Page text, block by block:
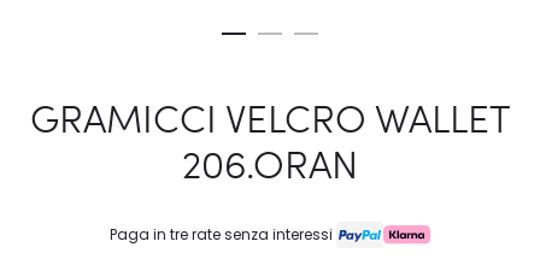
GRAMICCI VELCRO WALLET
206.ORAN
Paga in tre rate senza interessi